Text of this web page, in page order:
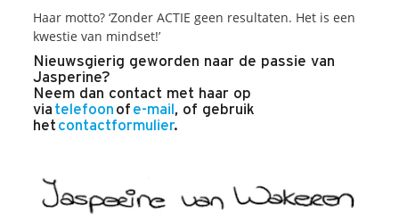
Haar motto? ‘Zonder ACTIE geen resultaten. Het is een
kwestie van mindset!’
Nieuwsgierig geworden naar de passie van
Jasperine?
Neem dan contact met haar op
via telefoon of e-mail , of gebruik
het contactformulier.